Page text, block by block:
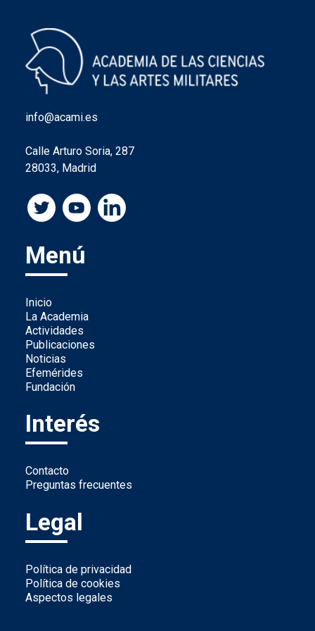
info@acami.es
Calle Arturo Soria, 287
28033, Madrid
Menú
Inicio
La Academia
Actividades
Publicaciones
Noticias
Efemérides
Fundación
Interés
Contacto
Preguntas frecuentes
Legal
Política de privacidad
Política de cookies
Aspectos legales